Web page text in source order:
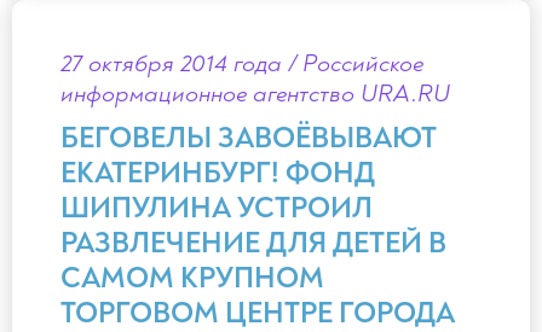
27 октября 2014 года / Российское
информационное агентство URA.RU
БЕГОВЕЛЫ ЗАВОЁВЫВАЮТ
ЕКАТЕРИНБУРГ! ФОНД
ШИПУЛИНА УСТРОИЛ
РАЗВЛЕЧЕНИЕ ДЛЯ ДЕТЕЙ В
САМОМ КРУПНОМ
ТОРГОВОМ ЦЕНТРЕ ГОРОДА